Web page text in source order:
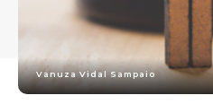
Vanuza Vidal Sampaio